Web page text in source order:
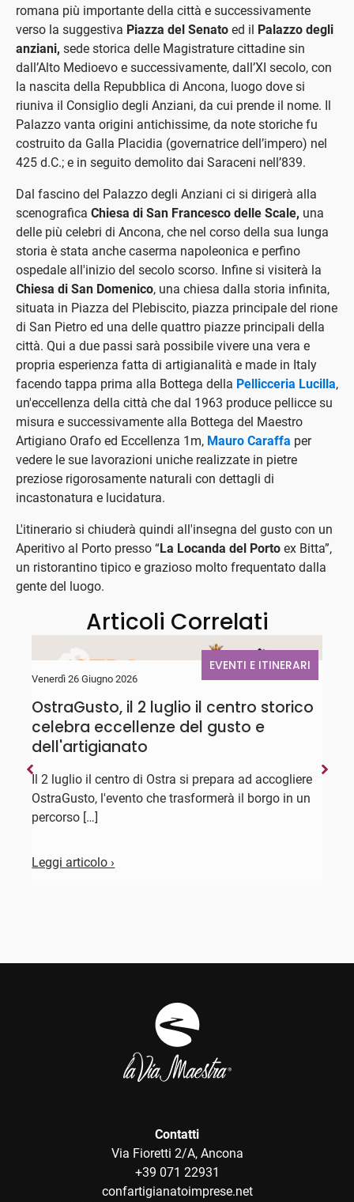
romana più importante della città e successivamente
verso la suggestiva Piazza del Senato ed il Palazzo degli
anziani, sede storica delle Magistrature cittadine sin
dall’Alto Medioevo e successivamente, dall’XI secolo, con
la nascita della Repubblica di Ancona, luogo dove si
riuniva il Consiglio degli Anziani, da cui prende il nome. Il
Palazzo vanta origini antichissime, da note storiche fu
costruito da Galla Placidia (governatrice dell’impero) nel
425 d.C.; e in seguito demolito dai Saraceni nell’839.
Dal fascino del Palazzo degli Anziani ci si dirigerà alla
scenografica Chiesa di San Francesco delle Scale, una
delle più celebri di Ancona, che nel corso della sua lunga
storia è stata anche caserma napoleonica e perfino
ospedale all'inizio del secolo scorso. Infine si visiterà la
Chiesa di San Domenico, una chiesa dalla storia infinita,
situata in Piazza del Plebiscito, piazza principale del rione
di San Pietro ed una delle quattro piazze principali della
città. Qui a due passi sarà possibile vivere una vera e
propria esperienza fatta di artigianalità e made in Italy
facendo tappa prima alla Bottega della Pellicceria Lucilla,
un'eccellenza della città che dal 1963 produce pellicce su
misura e successivamente alla Bottega del Maestro
Artigiano Orafo ed Eccellenza 1m, Mauro Caraffa per
vedere le sue lavorazioni uniche realizzate in pietre
preziose rigorosamente naturali con dettagli di
incastonatura e lucidatura.
L'itinerario si chiuderà quindi all'insegna del gusto con un
Aperitivo al Porto presso “La Locanda del Porto ex Bitta”,
un ristorantino tipico e grazioso molto frequentato dalla
gente del luogo.
Articoli Correlati
EVENTI E ITINERARI
Venerdì 26 Giugno 2026
OstraGusto, il 2 luglio il centro storico
celebra eccellenze del gusto e
dell'artigianato
Il 2 luglio il centro di Ostra si prepara ad accogliere
OstraGusto, l'evento che trasformerà il borgo in un
percorso […]
Leggi articolo ›
Contatti
Via Fioretti 2/A, Ancona
+39 071 22931
confartigianatoimprese.net